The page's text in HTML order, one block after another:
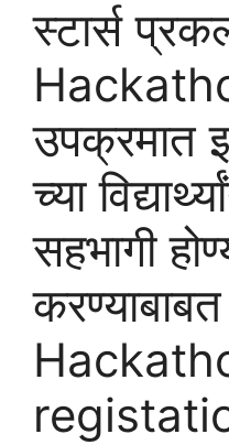
स्टार्स
उपक्रमात
च्या
सहभागी
करण्याबाबत